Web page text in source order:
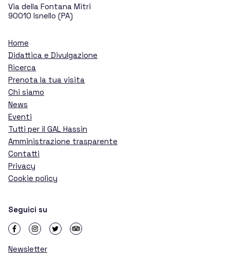
Asteroidi e comete
Nuovi mondi lontani
Stelle variabili
Telescopi
Chi siamo
La Mission
Via della Fontana Mitri
90010 Isnello (PA)
Home
Didattica e Divulgazione
Ricerca
Prenota la tua visita
Chi siamo
News
Eventi
Tutti per il GAL Hassin
Amministrazione trasparente
Contatti
Privacy
Cookie policy
Seguici su
Newsletter